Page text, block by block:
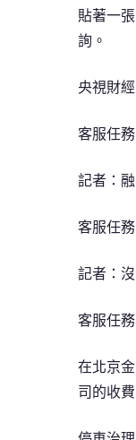
貼著一
詢。
央視財
客服任
記者：
客服任
記者：
客服任
在北京
司的收